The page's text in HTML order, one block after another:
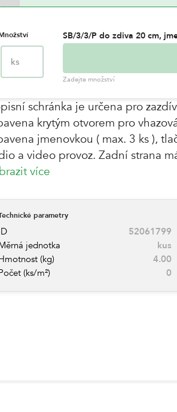
ks
SB/3/3/P do zdiva 20 cm,
Zadejte množství
schránka je určena pro
krytým otvorem pro
jmenovkou ( max. 3 ks ),
a video provoz. Zadní strana
více
parametry
52061799
jednotka
kus
(kg)
4.00
(ks/m²)
0